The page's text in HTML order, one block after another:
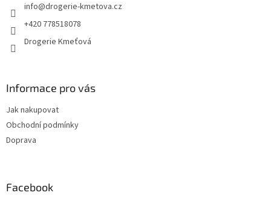
info@drogerie-kmetova.cz
+420 778518078
Drogerie Kmeťová
Informace pro vás
Jak nakupovat
Obchodní podmínky
Doprava
Facebook